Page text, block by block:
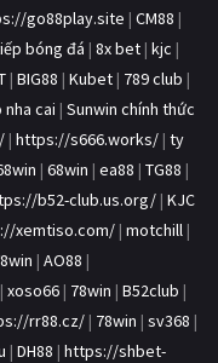
go88play.site | CM88 |
bóng đá | 8x bet | kjc |
| BIG88 | Kubet | 789 club |
cai | Sunwin chính thức
| https://s666.works/ | ty
| 68win | ea88 | TG88 |
b52-club.us.org/ | KJC
xemtiso.com/ | motchill |
| AO88 |
| xoso66 | 78win | B52club |
rr88.cz/ | 78win | sv368 |
| DH88 | https://shbet-